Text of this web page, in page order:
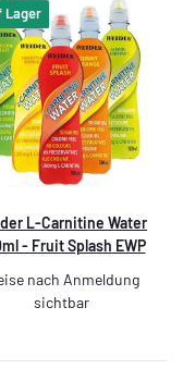
Lager
L-Carnitine Water
- Fruit Splash EWP
nach Anmeldung
sichtbar